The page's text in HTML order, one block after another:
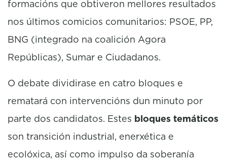
formacións que obtiveron mellores resultados
nos últimos comicios comunitarios: PSOE, PP,
BNG (integrado na coalición Agora
Repúblicas), Sumar e Ciudadanos.
O debate dividirase en catro bloques e
rematará con intervencións dun minuto por
parte dos candidatos. Estes bloques temáticos
son transición industrial, enerxética e
ecolóxica, así como impulso da soberanía